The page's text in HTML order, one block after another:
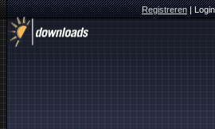
Registreren|